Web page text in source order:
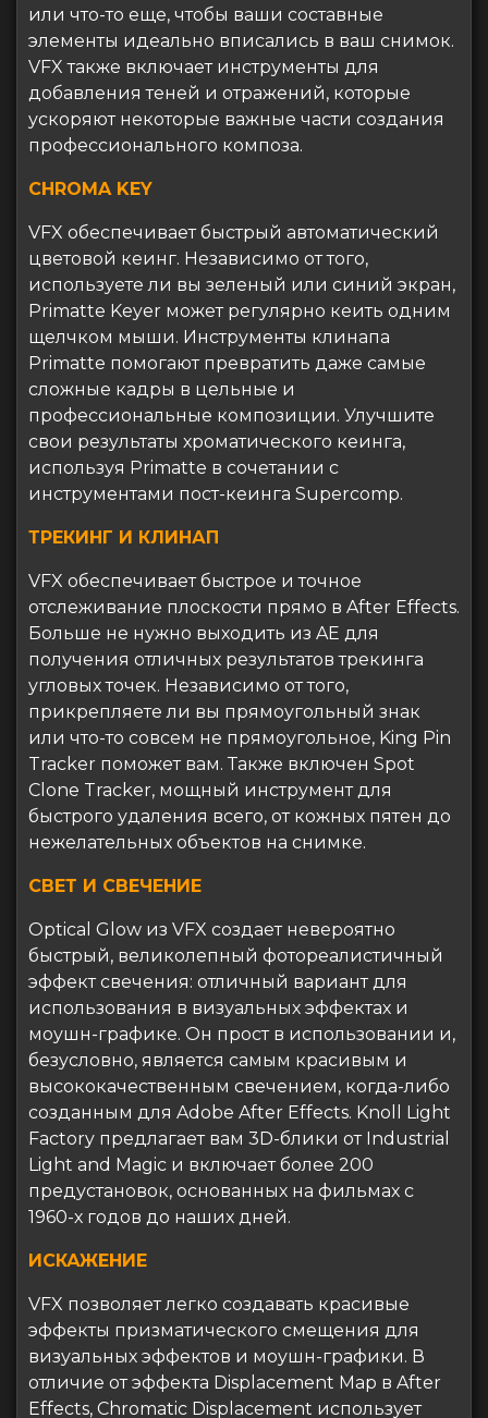
или что-то еще, чтобы ваши составные
элементы идеально вписались в ваш снимок.
VFX также включает инструменты для
добавления теней и отражений, которые
ускоряют некоторые важные части создания
профессионального композа.
CHROMA KEY
VFX обеспечивает быстрый автоматический
цветовой кеинг. Независимо от того,
используете ли вы зеленый или синий экран,
Primatte Keyer может регулярно кеить одним
щелчком мыши. Инструменты клинапа
Primatte помогают превратить даже самые
сложные кадры в цельные и
профессиональные композиции. Улучшите
свои результаты хроматического кеинга,
используя Primatte в сочетании с
инструментами пост-кеинга Supercomp.
ТРЕКИНГ И КЛИНАП
VFX обеспечивает быстрое и точное
отслеживание плоскости прямо в After Effects.
Больше не нужно выходить из AE для
получения отличных результатов трекинга
угловых точек. Независимо от того,
прикрепляете ли вы прямоугольный знак
или что-то совсем не прямоугольное, King Pin
Tracker поможет вам. Также включен Spot
Clone Tracker, мощный инструмент для
быстрого удаления всего, от кожных пятен до
нежелательных объектов на снимке.
СВЕТ И СВЕЧЕНИЕ
Optical Glow из VFX создает невероятно
быстрый, великолепный фотореалистичный
эффект свечения: отличный вариант для
использования в визуальных эффектах и
моушн-графике. Он прост в использовании и,
безусловно, является самым красивым и
высококачественным свечением, когда-либо
созданным для Adobe After Effects. Knoll Light
Factory предлагает вам 3D-блики от Industrial
Light and Magic и включает более 200
предустановок, основанных на фильмах с
1960-х годов до наших дней.
ИСКАЖЕНИЕ
VFX позволяет легко создавать красивые
эффекты призматического смещения для
визуальных эффектов и моушн-графики. В
отличие от эффекта Displacement Map в After
Effects, Chromatic Displacement использует